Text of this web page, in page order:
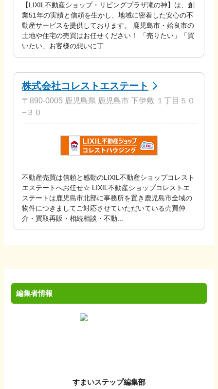
【LIXIL不動産ショップ・リビングプラザ滝の神】は、創
業51年の実績と信頼を生かし、地域に密着した安心の不
動産サービスを提供しております。 鹿児島市・姶良市の
土地や住宅の売買はお任せください！ 「売りたい」「買
いたい」お客様の想いに丁...
株式会社コレストエステート
〒890-0005 鹿児島県 鹿児島市 下伊敷 １丁目５０
−３０
不動産売買は信頼と感動のLIXIL不動産ショップコレスト
エステートへお任せ☆ LIXIL不動産ショップコレストエ
ステートは鹿児島市北部に事務所を置き鹿児島市全域の
物件につきましてご対応させていただいている売買仲
介・買取再販・相続相談・不動...
編集者情報
すまいステップ編集部